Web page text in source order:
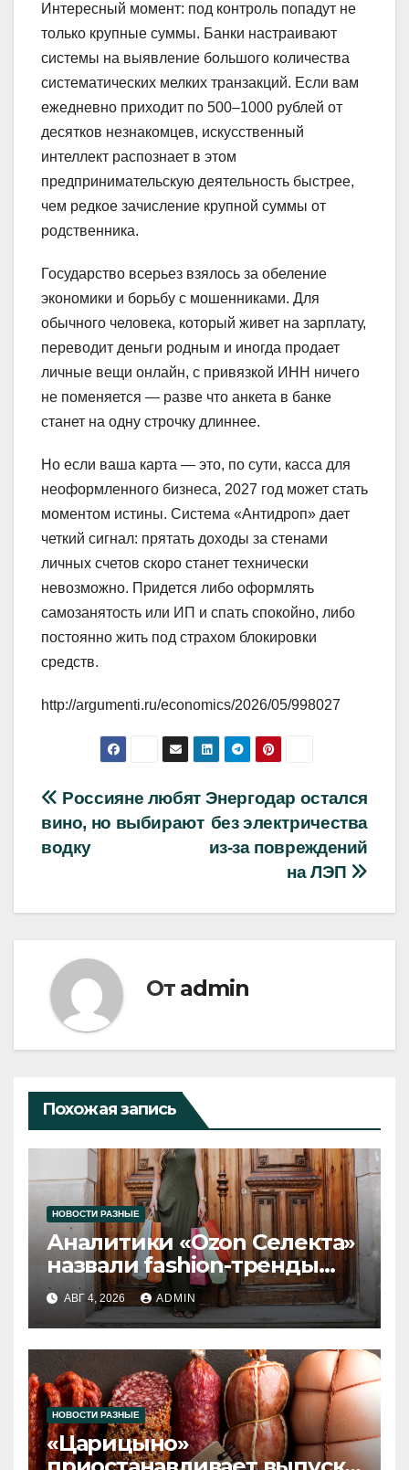
Интересный момент: под контроль попадут не
только крупные суммы. Банки настраивают
системы на выявление большого количества
систематических мелких транзакций. Если вам
ежедневно приходит по 500–1000 рублей от
десятков незнакомцев, искусственный
интеллект распознает в этом
предпринимательскую деятельность быстрее,
чем редкое зачисление крупной суммы от
родственника.
Государство всерьез взялось за обеление
экономики и борьбу с мошенниками. Для
обычного человека, который живет на зарплату,
переводит деньги родным и иногда продает
личные вещи онлайн, с привязкой ИНН ничего
не поменяется — разве что анкета в банке
станет на одну строчку длиннее.
Но если ваша карта — это, по сути, касса для
неоформленного бизнеса, 2027 год может стать
моментом истины. Система «Антидроп» дает
четкий сигнал: прятать доходы за стенами
личных счетов скоро станет технически
невозможно. Придется либо оформлять
самозанятость или ИП и спать спокойно, либо
постоянно жить под страхом блокировки
средств.
http://argumenti.ru/economics/2026/05/998027
Навигация
по
Энергодар остался
без электричества
из-за повреждений
на ЛЭП
Россияне любят
вино, но выбирают
водку
От admin
Похожая запись
НОВОСТИ РАЗНЫЕ
Аналитики «Ozon Селекта»
назвали fashion-тренды
2026 года
АВГ 4, 2026 ADMIN
НОВОСТИ РАЗНЫЕ
«Царицыно»